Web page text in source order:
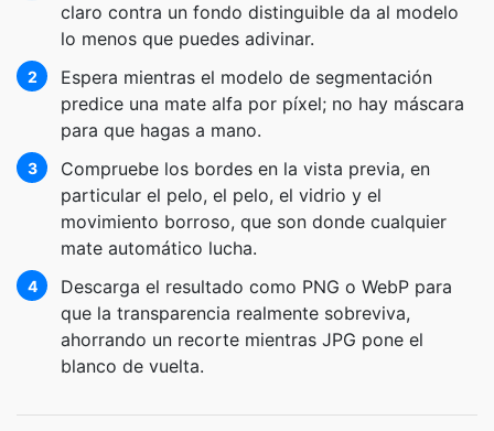
claro contra un fondo distinguible da al modelo
lo menos que puedes adivinar.
2
Espera mientras el modelo de segmentación
predice una mate alfa por píxel; no hay máscara
para que hagas a mano.
3
Compruebe los bordes en la vista previa, en
particular el pelo, el pelo, el vidrio y el
movimiento borroso, que son donde cualquier
mate automático lucha.
4
Descarga el resultado como PNG o WebP para
que la transparencia realmente sobreviva,
ahorrando un recorte mientras JPG pone el
blanco de vuelta.